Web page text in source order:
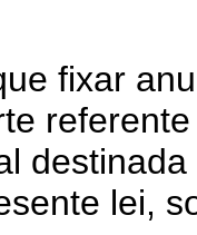
fixar
lei,